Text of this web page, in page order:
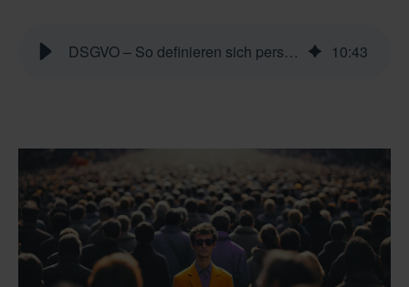
DSGVO – So definieren sich personenbezogene Daten 10:43